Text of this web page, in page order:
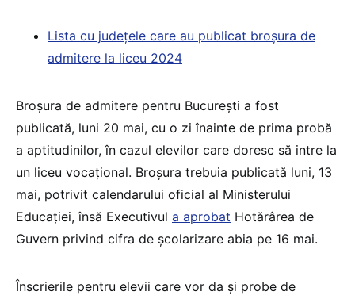
Lista cu județele care au publicat broșura de
admitere la liceu 2024
Broșura de admitere pentru București a fost
publicată, luni 20 mai, cu o zi înainte de prima probă
a aptitudinilor, în cazul elevilor care doresc să intre la
un liceu vocațional. Broșura trebuia publicată luni, 13
mai, potrivit calendarului oficial al Ministerului
Educației, însă Executivul a aprobat Hotărârea de
Guvern privind cifra de școlarizare abia pe 16 mai.
Înscrierile pentru elevii care vor da și probe de